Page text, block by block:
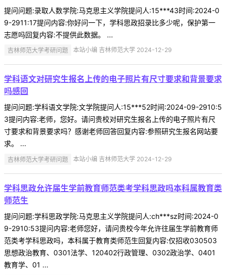
提问问题:录取人数学院:马克思主义学院提问人:15***43时间:2024-0
9-2911:17提问内容:你好问一下，学科思政招录比多少呢，保护第一
志愿吗回复内容:不提供此数据。 ...
吉林师范大学考研问题 本站小编 吉林师范大学 2024-12-29
学科语文对研究生报名上传的电子照片有尺寸要求和背景要求
吗感回
提问问题:学科语文学院:文学院提问人:15***52时间:2024-09-2910:5
3提问内容:老师，您好。请问贵校对研究生报名上传的电子照片有尺
寸要求和背景要求吗？感谢老师回答回复内容:参照研究生报名网站要
求。 ...
吉林师范大学考研问题 本站小编 吉林师范大学 2024-12-29
学科思政允许届生学前教育师范类考学科思政吗本科属教育类
师范生
提问问题:学科思政学院:马克思主义学院提问人:ch***sz时间:2024-0
9-2910:53提问内容:老师您好，请问贵校今年允许往届生学前教育师
范类考学科思政吗，本科属于教育类师范生回复内容:仅招收030503
思想政治教育、0301法学、120402行政管理、0302政治学、0401
教育学、01 ...